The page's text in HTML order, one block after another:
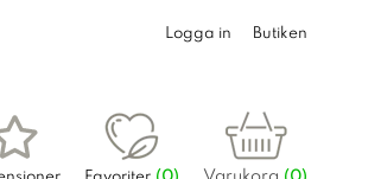
Logga in Butiken